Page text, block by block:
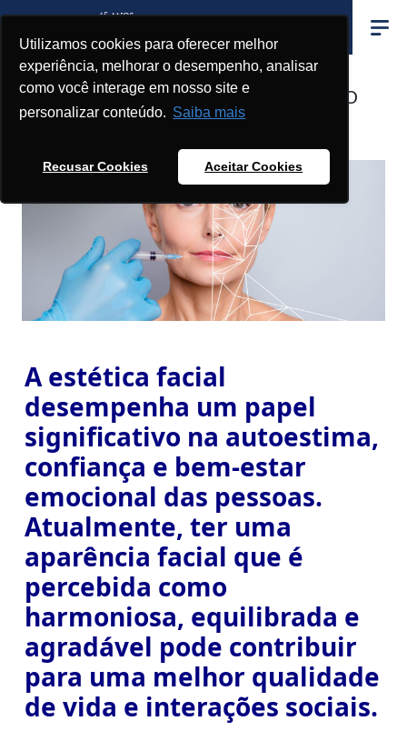
Utilizamos cookies para oferecer melhor
experiência, melhorar o desempenho, analisar
como você interage em nosso site e
personalizar conteúdo. Saiba mais
Recusar Cookies Aceitar Cookies
A HARMONIZAÇÃO OROFACIAL E O
MERCADO DE TRABALHO
A estética facial
desempenha um papel
significativo na autoestima,
confiança e bem-estar
emocional das pessoas.
Atualmente, ter uma
aparência facial que é
percebida como
harmoniosa, equilibrada e
agradável pode contribuir
para uma melhor qualidade
de vida e interações sociais.